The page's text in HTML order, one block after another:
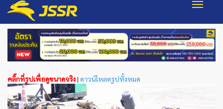
คลิ๊กที่รูปเพื่อดูขนาดจริง| ดาวน์โหลดรูปทั้งหมด